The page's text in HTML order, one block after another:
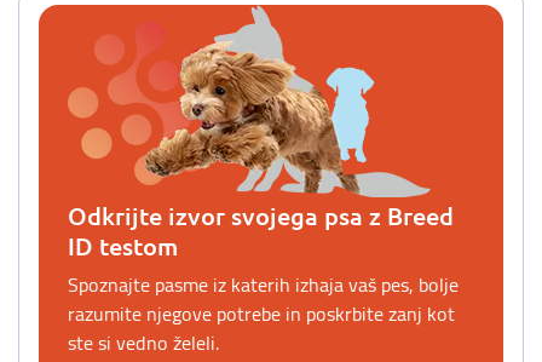
Odkrijte izvor svojega psa z Breed
ID testom
Spoznajte pasme iz katerih izhaja vaš pes, bolje
razumite njegove potrebe in poskrbite zanj kot
ste si vedno želeli.